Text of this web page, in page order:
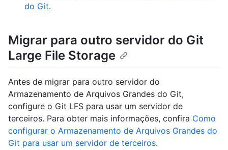
do Git.
Migrar para outro servidor do Git
Large File Storage
Antes de migrar para outro servidor do
Armazenamento de Arquivos Grandes do Git,
configure o Git LFS para usar um servidor de
terceiros. Para obter mais informações, confira Como
configurar o Armazenamento de Arquivos Grandes do
Git para usar um servidor de terceiros.